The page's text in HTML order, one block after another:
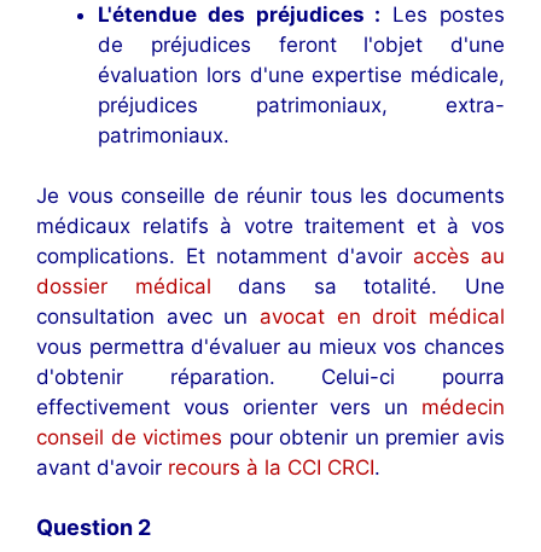
L'étendue des préjudices : Les postes
de préjudices feront l'objet d'une
évaluation lors d'une expertise médicale,
préjudices patrimoniaux, extra-
patrimoniaux.
Je vous conseille de réunir tous les documents
médicaux relatifs à votre traitement et à vos
complications. Et notamment d'avoir accès au
dossier médical dans sa totalité. Une
consultation avec un avocat en droit médical
vous permettra d'évaluer au mieux vos chances
d'obtenir réparation. Celui-ci pourra
effectivement vous orienter vers un médecin
conseil de victimes pour obtenir un premier avis
avant d'avoir recours à la CCI CRCI.
Question 2